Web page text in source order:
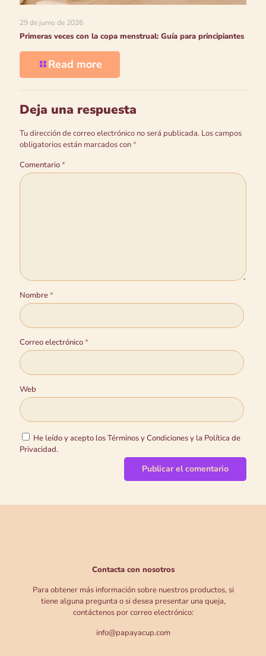
29 de junio de 2026
Primeras veces con la copa menstrual: Guía para principiantes
Read more
Deja una respuesta
Tu dirección de correo electrónico no será publicada. Los campos
obligatorios están marcados con*
Comentario*
Nombre*
Correo electrónico*
Web
He leído y acepto los Términos y Condiciones y la Política de
Privacidad.
Contacta con nosotros
Para obtener más información sobre nuestros productos, si
tiene alguna pregunta o si desea presentar una queja,
contáctenos por correo electrónico:
info@papayacup.com